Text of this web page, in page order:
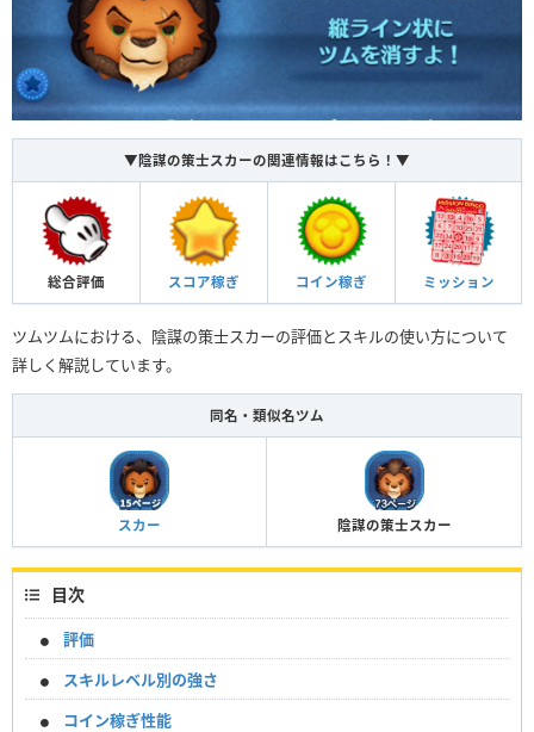
▼陰謀の策士スカーの関連情報はこちら！▼
総合評価 スコア稼ぎ コイン稼ぎ ミッション
ツムツムにおける、陰謀の策士スカーの評価とスキルの使い方について
詳しく解説しています。
同名・類似名ツム
スカー 陰謀の策士スカー
目次
評価
スキルレベル別の強さ
コイン稼ぎ性能